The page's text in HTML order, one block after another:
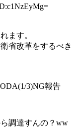
ます。
省改革をするべき
3)NG報告
調達すんの？ww